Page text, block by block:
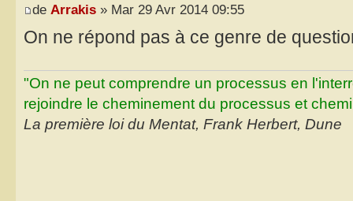
de Arrakis » Mar 29 Avr 2014 09:55
On ne répond pas à ce genre de
"On ne peut comprendre un processus en
rejoindre le cheminement du processus et
La première loi du Mentat, Frank Herbert, Dune